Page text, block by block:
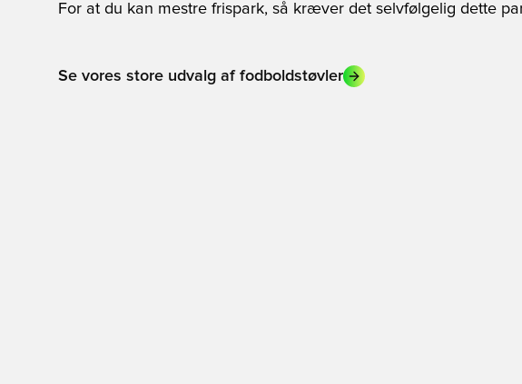
For at du kan mestre frispark, så kræver det selvfølgelig dette
Se vores store udvalg af fodboldstøvler